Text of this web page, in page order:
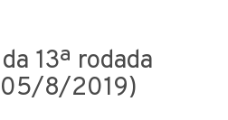
13ª rodada
8/2019)